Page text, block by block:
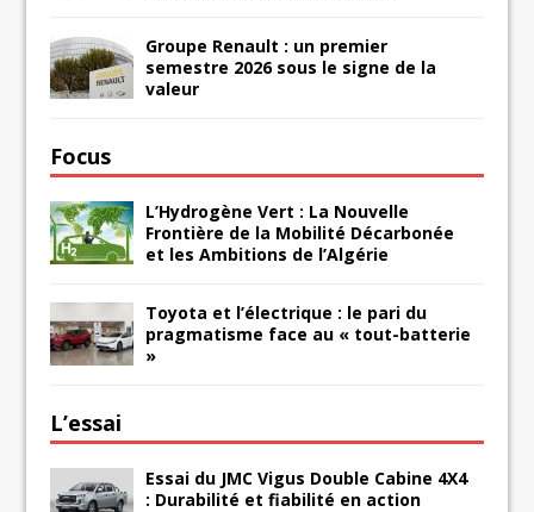
Groupe Renault : un premier
semestre 2026 sous le signe de la
valeur
Focus
L’Hydrogène Vert : La Nouvelle
Frontière de la Mobilité Décarbonée
et les Ambitions de l’Algérie
Toyota et l’électrique : le pari du
pragmatisme face au « tout-batterie
»
L’essai
Essai du JMC Vigus Double Cabine 4X4
: Durabilité et fiabilité en action